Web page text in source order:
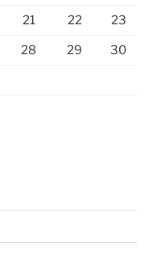
21 22 23
28 29 30